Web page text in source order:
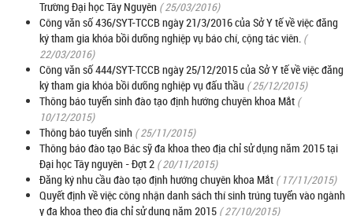
Trường Đại học Tây Nguyên ( 25/03/2016)
Công văn số 436/SYT-TCCB ngày 21/3/2016 của Sở Y tế về việc đăng
ký tham gia khóa bồi dưỡng nghiệp vụ báo chí, cộng tác viên. (
22/03/2016)
Công văn số 444/SYT-TCCB ngày 25/12/2015 của Sở Y tế về việc đăng
ký tham gia khóa bồi dưỡng nghiệp vụ đấu thầu ( 25/12/2015)
Thông báo tuyển sinh đào tạo định hướng chuyên khoa Mắt (
10/12/2015)
Thông báo tuyển sinh ( 25/11/2015)
Thông báo đào tạo Bác sỹ đa khoa theo địa chỉ sử dụng năm 2015 tại
Đại học Tây nguyên - Đợt 2 ( 20/11/2015)
Đăng ký nhu cầu đào tạo định hướng chuyên khoa Mắt ( 17/11/2015)
Quyết định về việc công nhận danh sách thí sinh trúng tuyển vào ngành
y đa khoa theo địa chỉ sử dụng năm 2015 ( 27/10/2015)